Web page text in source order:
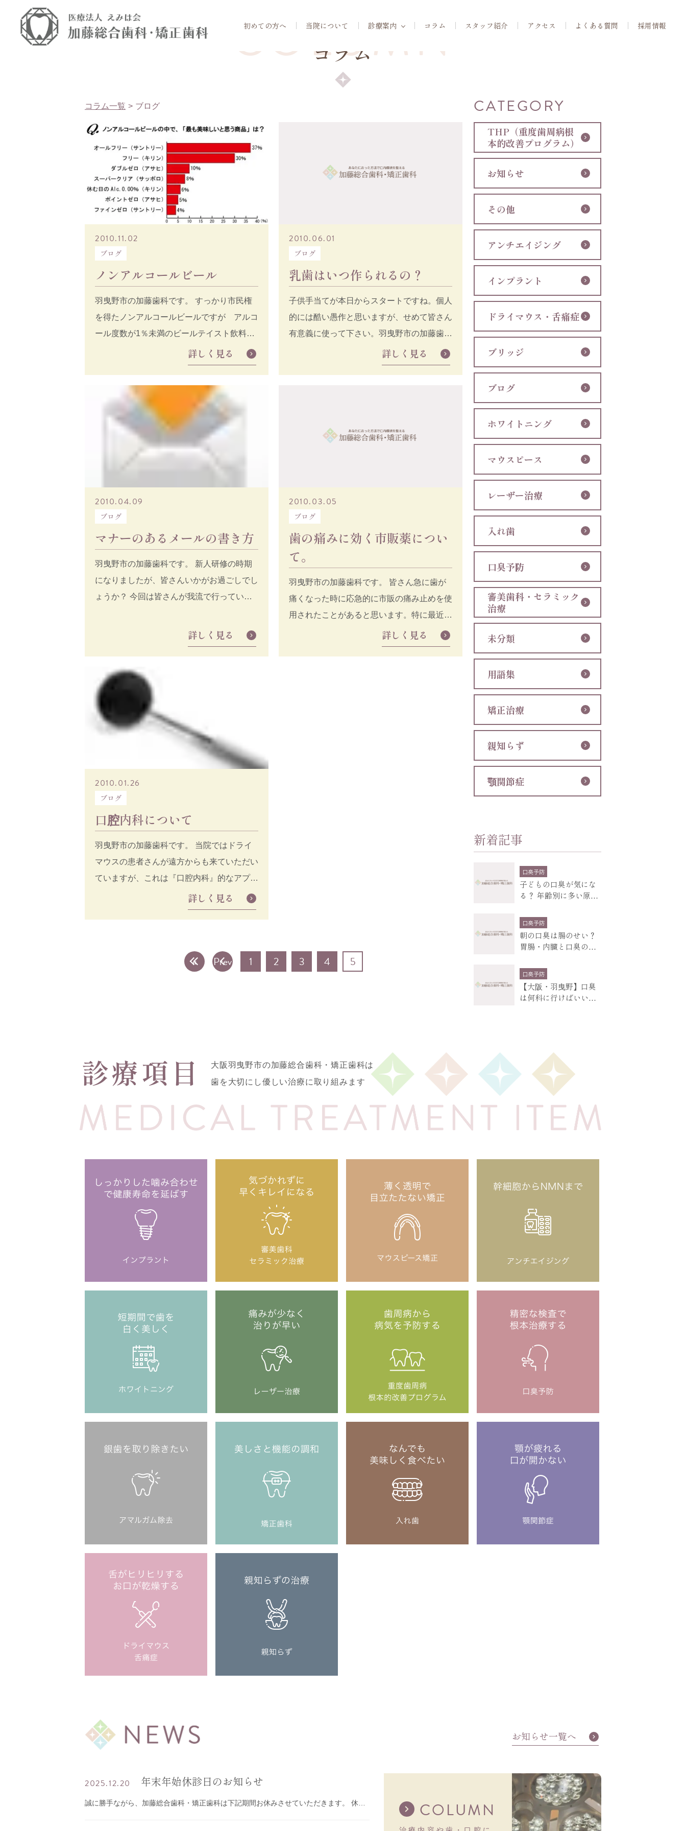
初めての方へ 当院について 診療案内 コラム スタッフ紹介 アクセス よくある質問 採用情報
COLUMN
コラム
コラム一覧 ブログ
2010.11.02
ブログ
ノンアルコールビール
羽曳野市の加藤歯科です。 すっかり市民権
を得たノンアルコールビールですが アルコ
ール度数が1％未満のビールテイスト飲料市
詳しく見る
2010.06.01
ブログ
乳歯はいつ作られるの？
子供手当てが本日からスタートですね。個人
的には酷い愚作と思いますが、せめて皆さん
有意義に使って下さい。羽曳野市の加藤歯科
詳しく見る
2010.04.09
ブログ
マナーのあるメールの書き方
羽曳野市の加藤歯科です。 新人研修の時期
になりましたが、皆さんいかがお過ごしでし
ょうか？ 今回は皆さんが我流で行っていた
詳しく見る
2010.03.05
ブログ
歯の痛みに効く市販薬につい
て。
羽曳野市の加藤歯科です。 皆さん急に歯が
痛くなった時に応急的に市販の痛み止めを使
用されたことがあると思います。特に最近は
詳しく見る
2010.01.26
ブログ
口腔内科について
羽曳野市の加藤歯科です。 当院ではドライ
マウスの患者さんが遠方からも来ていただい
ていますが、これは『口腔内科』的なアプロ
詳しく見る
« Prev 1 2 3 4 5
CATEGORY
THP（重度歯周病根
本的改善プログラム）
お知らせ
その他
アンチエイジング
インプラント
ドライマウス・舌痛症
ブリッジ
ブログ
ホワイトニング
マウスピース
レーザー治療
入れ歯
口臭予防
審美歯科・セラミック
治療
未分類
用語集
矯正治療
親知らず
顎関節症
新着記事
口臭予防
子どもの口臭が気にな
る？ 年齢別に多い原因
口臭予防
朝の口臭は腸のせい？
胃腸・内臓と口臭の関
口臭予防
【大阪・羽曳野】口臭
は何科に行けばいい？
診療項目
大阪羽曳野市の加藤総合歯科・矯正歯科は
歯を大切にし優しい治療に取り組みます
お知らせ一覧へ
2025.12.20 年末年始休診日のお知らせ
COLUMN